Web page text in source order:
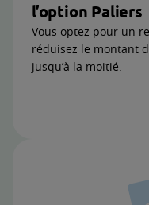
l’option Paliers
Vous optez pour un
réduisez le montant
jusqu’à la moitié.